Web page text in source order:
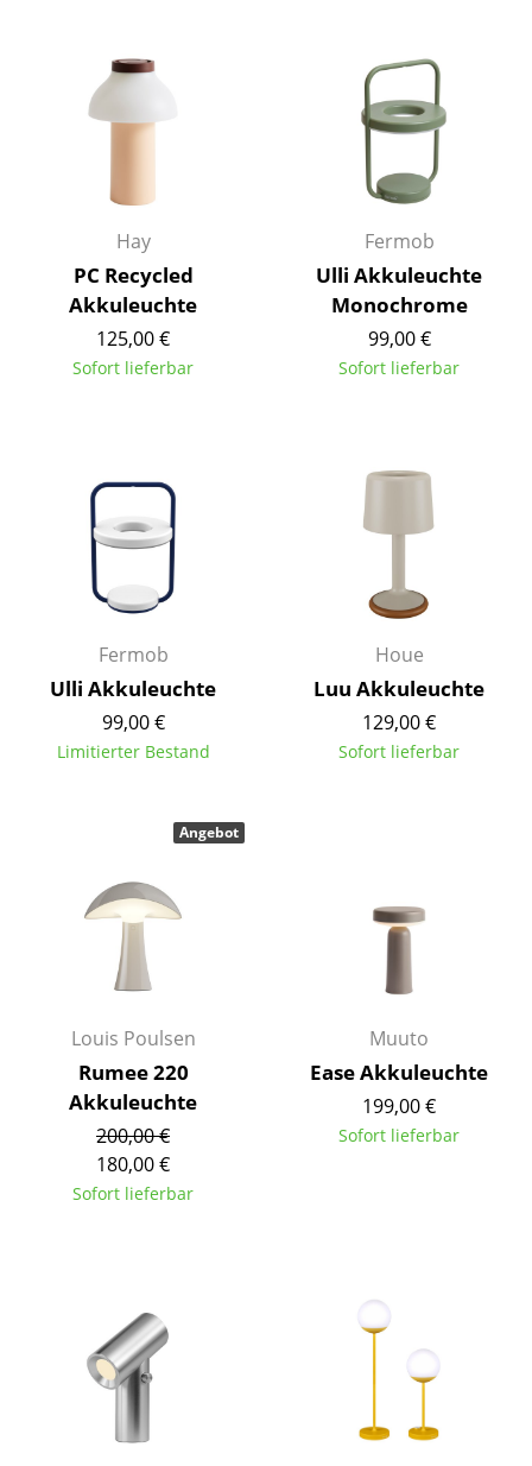
Aufbewahren
Regale & Schränke
Wandregale
Sideboards & Kommoden
TV Möbel
Beistell- & Rollcontainer
Kleinaufbewahrung
Einzelteile
... alle Aufbewahrungsmöbel
Hängeleuchten & Deckenleuchten
Tischleuchten
Bodenleuchten
Wandleuchten
Outdoor-Leuchten
Akkuleuchten
... alle Leuchten
Betten
Doppelbetten
Kinderbetten
Nachttische & Bettzubehör
... alle Betten
Hay
PC Recycled
Akkuleuchte
125,00 €
Sofort lieferbar
Fermob
Ulli Akkuleuchte
Monochrome
99,00 €
Sofort lieferbar
Fermob
Ulli Akkuleuchte
99,00 €
Limitierter Bestand
Houe
Luu Akkuleuchte
129,00 €
Sofort lieferbar
Louis Poulsen
Rumee 220
Akkuleuchte
200,00 €
180,00 €
Sofort lieferbar
Angebot
Muuto
Ease Akkuleuchte
199,00 €
Sofort lieferbar